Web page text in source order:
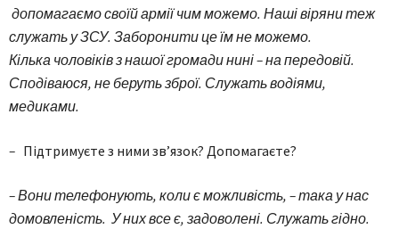
допомагаємо своїй армії чим можемо. Наші віряни теж
служать у ЗСУ. Заборонити це їм не можемо.
Кілька чоловіків з нашої громади нині – на передовій.
Сподіваюся, не беруть зброї. Служать водіями,
медиками.
– Підтримуєте з ними зв’язок? Допомагаєте?
–Вони телефонують, коли є можливість, – така у нас
домовленість. У них все є, задоволені. Служать гідно.